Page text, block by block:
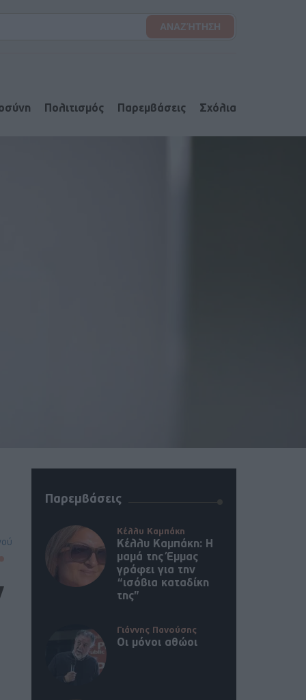
Πολιτισμός Παρεμβάσεις Σχόλια
Παρεμβάσεις
Κέλλυ Καμπάκη
Κέλλυ Καμπάκη: Η
μαμά της Έμμας
γράφει για την
“ισόβια καταδίκη
της”
Γιάννης Πανούσης
Οι μόνοι αθώοι